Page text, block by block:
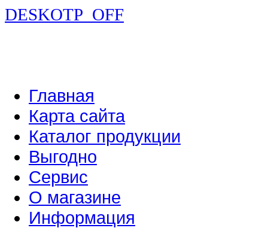
DESKOTP_OFF
Главная
Карта сайта
Каталог продукции
Выгодно
Сервис
О магазине
Информация